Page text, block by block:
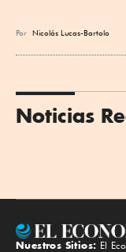
Por Nicolás Lucas-Bartolo
Noticias
Nuestros Sitios: El